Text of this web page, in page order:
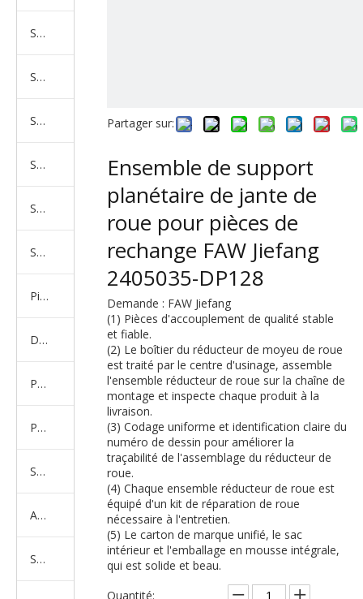
Série de camions SAIC-lveco Hongyan
Série de camions Foton Auman
Série de camions FAW Jiefang
Série de camions Dongfeng
Série de camions North Benz Beiben
Série de camions américains, européens et japonais
Pièces de rechange de machines d'ingénierie de camion minier
D'autres séries de camions
Produits d'essieux
Produits de support de châssis
Série de suspension équilibrée
Amortisseur Série
Système de direction
Partager sur:
Ensemble de support
planétaire de jante de
roue pour pièces de
rechange FAW Jiefang
2405035-DP128
Demande : FAW Jiefang
(1) Pièces d'accouplement de qualité stable
et fiable.
(2) Le boîtier du réducteur de moyeu de roue
est traité par le centre d'usinage, assemble
l'ensemble réducteur de roue sur la chaîne de
montage et inspecte chaque produit à la
livraison.
(3) Codage uniforme et identification claire du
numéro de dessin pour améliorer la
traçabilité de l'assemblage du réducteur de
roue.
(4) Chaque ensemble réducteur de roue est
équipé d'un kit de réparation de roue
nécessaire à l'entretien.
(5) Le carton de marque unifié, le sac
intérieur et l'emballage en mousse intégrale,
qui est solide et beau.
Quantité: